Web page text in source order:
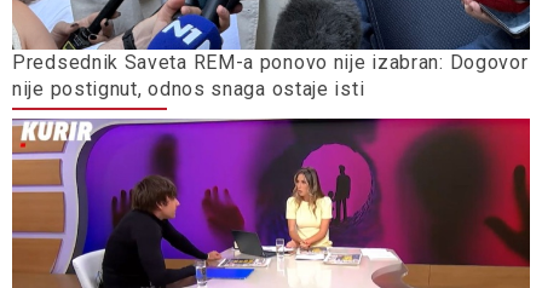
Predsednik Saveta REM-a ponovo nije izabran: Dogovor
nije postignut, odnos snaga ostaje isti